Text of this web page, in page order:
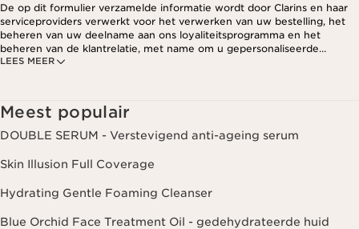
LEES MEER
De op dit formulier verzamelde informatie wordt door Clarins en haar
serviceproviders verwerkt voor het verwerken van uw bestelling, het
beheren van uw deelname aan ons loyaliteitsprogramma en het
beheren van de klantrelatie, met name om u gepersonaliseerde
aanbiedingen te kunnen sturen op basis van uw eerdere aankopen en
Meest populair
DOUBLE SERUM - Verstevigend anti-ageing serum
Skin Illusion Full Coverage
Hydrating Gentle Foaming Cleanser
Blue Orchid Face Treatment Oil - gedehydrateerde huid